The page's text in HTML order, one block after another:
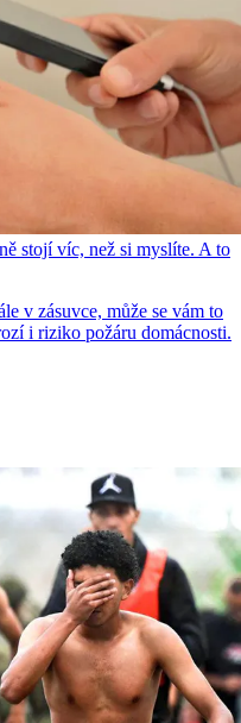
stojí víc, než si myslíte. A to
v zásuvce, může se vám to
i riziko požáru domácnosti.